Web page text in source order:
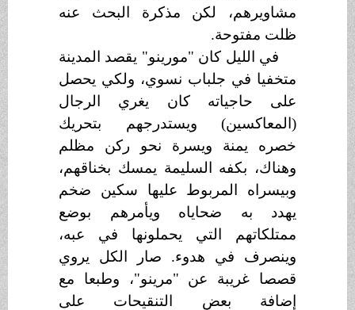
مشاويرهم، لكن مذكرة البحث عنه
ظلت مفتوحة.
في الليل كان "مورينو" يقصد المدينة
متخفيا في جلباب نسوي، ولكي يحصل
على حاجياته كان يغري الرجال
(المعاكسين) ويستدرجهم بتحريك
خصره يمنة ويسرة نحو ركن مظلم
وهناك، بكفه السليمة يمسك بخناقهم،
وبيسراه المربوط عليها سكين ضخم
يهدد به ضحاياه ويأمرهم بوضع
ممتلكاتهم التي يحملونها في عبه،
وينصرف في هدوء. صار الكل يروي
قصصا غريبة عن "مرينو"، وطبعا مع
إضافة بعض التنقيحات على